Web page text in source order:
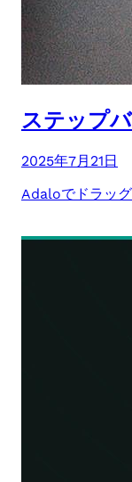
ステップ
2025年7月21日
Adaloでドラッ